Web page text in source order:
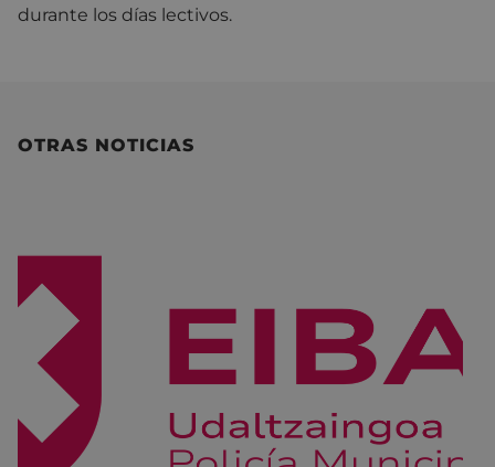
durante los días lectivos.
OTRAS NOTICIAS